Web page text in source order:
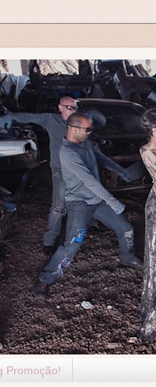
Promoção!